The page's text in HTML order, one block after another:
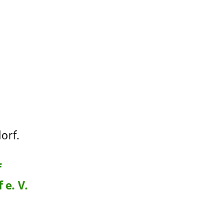
V.